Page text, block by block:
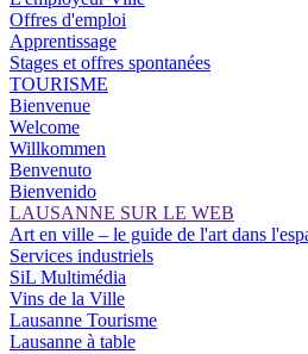
Offres d'emploi
Apprentissage
Stages et offres spontanées
TOURISME
Bienvenue
Welcome
Willkommen
Benvenuto
Bienvenido
LAUSANNE SUR LE WEB
Art en ville – le guide de l'art dans
Services industriels
SiL Multimédia
Vins de la Ville
Lausanne Tourisme
Lausanne à table